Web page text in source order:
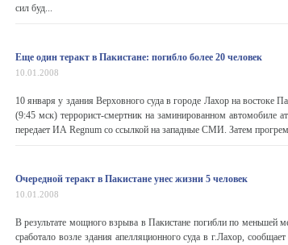
сил буд...
Еще один теракт в Пакистане: погибло более 20 человек
10.01.2008
10 января у здания Верховного суда в городе Лахор на востоке
(9:45 мск) террорист-смертник на заминированном автомобиле
передает ИА Regnum со ссылкой на западные СМИ. Затем
Очередной теракт в Пакистане унес жизни 5 человек
10.01.2008
В результате мощного взрыва в Пакистане погибли по меньшей
сработало возле здания апелляционного суда в г.Лахор,